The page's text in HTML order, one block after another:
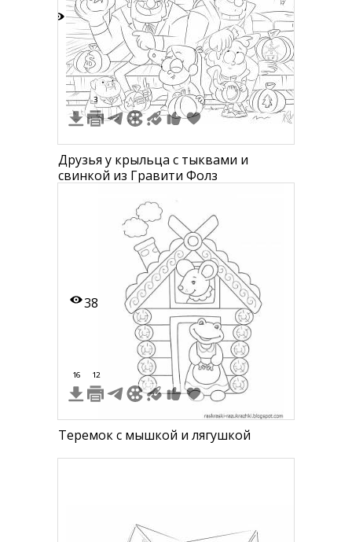
3
Друзья у крыльца с тыквами и
свинкой из Гравити Фолз
38
16 12
Теремок с мышкой и лягушкой